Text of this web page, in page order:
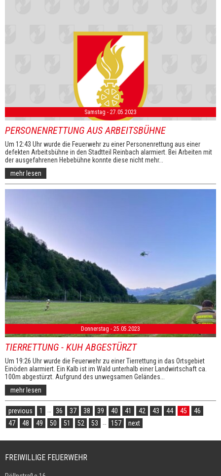
Samstag - 27.05.2023
PERSONENRETTUNG AUS ARBEITSBÜHNE
Um 12:43 Uhr wurde die Feuerwehr zu einer Personenrettung aus einer
defekten Arbeitsbühne in den Stadtteil Reinbach alarmiert. Bei Arbeiten mit
der ausgefahrenen Hebebühne konnte diese nicht mehr...
mehr lesen
Donnerstag - 25.05.2023
TIERRETTUNG - KUH ABGESTÜRZT
Um 19:26 Uhr wurde die Feuerwehr zu einer Tierrettung in das Ortsgebiet
Einöden alarmiert. Ein Kalb ist im Wald unterhalb einer Landwirtschaft ca.
100m abgestürzt. Aufgrund des unwegsamen Geländes...
mehr lesen
previous 1 36 37 38 39 40 41 42 43 44 45
46
47
48 49 50 51 52 53 157 next
FREIWILLIGE FEUERWEHR